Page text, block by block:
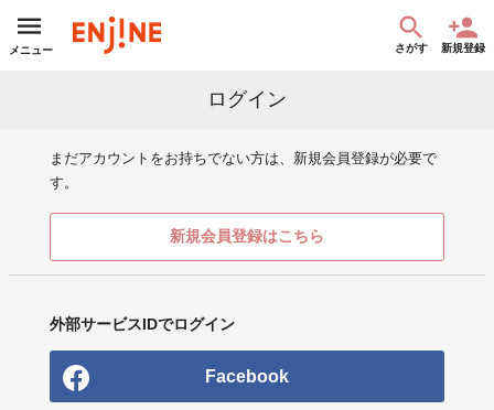
メニュー さがす 新規登録
ログイン
まだアカウントをお持ちでない方は、新規会員登録が必要で
す。
新規会員登録はこちら
外部サービスIDでログイン
Facebook